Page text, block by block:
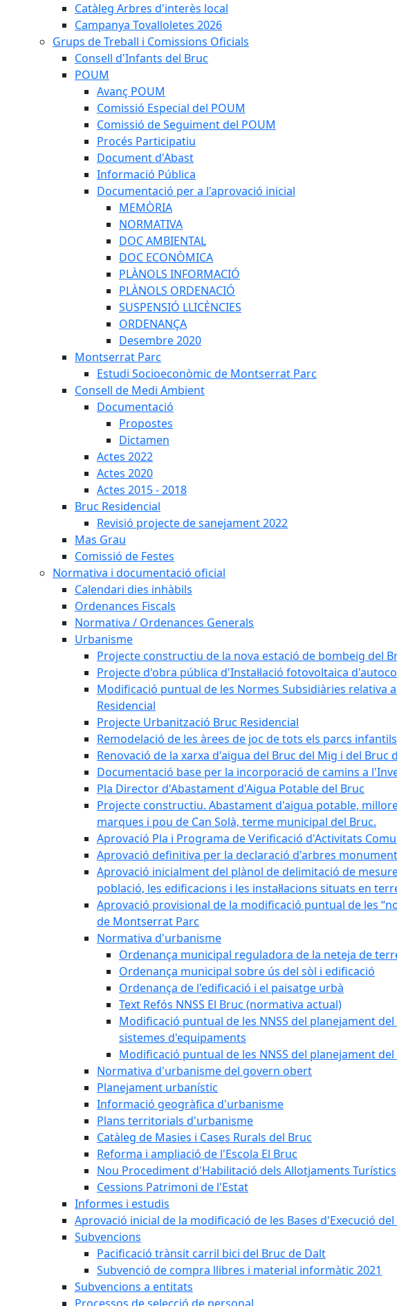
Catàleg Arbres d'interès local
Campanya Tovalloletes 2026
Grups de Treball i Comissions Oficials
Consell d'Infants del Bruc
POUM
Avanç POUM
Comissió Especial del POUM
Comissió de Seguiment del POUM
Procés Participatiu
Document d'Abast
Informació Pública
Documentació per a l'aprovació inicial
MEMÒRIA
NORMATIVA
DOC AMBIENTAL
DOC ECONÒMICA
PLÀNOLS INFORMACIÓ
PLÀNOLS ORDENACIÓ
SUSPENSIÓ LLICÈNCIES
ORDENANÇA
Desembre 2020
Montserrat Parc
Estudi Socioeconòmic de Montserrat Parc
Consell de Medi Ambient
Documentació
Propostes
Dictamen
Actes 2022
Actes 2020
Actes 2015 - 2018
Bruc Residencial
Revisió projecte de sanejament 2022
Mas Grau
Comissió de Festes
Normativa i documentació oficial
Calendari dies inhàbils
Ordenances Fiscals
Normativa / Ordenances Generals
Urbanisme
Projecte constructiu de la nova estació de bombeig del
Projecte d'obra pública d'Instal·lació fotovoltaica
Modificació puntual de les Normes Subsidiàries relativa
Residencial
Projecte Urbanització Bruc Residencial
Remodelació de les àrees de joc de tots els parcs
Renovació de la xarxa d'aigua del Bruc del Mig i del Bruc
Documentació base per la incorporació de camins a
Pla Director d'Abastament d'Aigua Potable del Bruc
Projecte constructiu. Abastament d'aigua potable,
marques i pou de Can Solà, terme municipal del Bruc.
Aprovació Pla i Programa de Verificació d'Activitats
Aprovació definitiva per la declaració d'arbres
Aprovació inicialment del plànol de delimitació de
població, les edificacions i les instal·lacions situats en
Aprovació provisional de la modificació puntual de les
de Montserrat Parc
Normativa d'urbanisme
Ordenança municipal reguladora de la neteja de
Ordenança municipal sobre ús del sòl i edificació
Ordenança de l'edificació i el paisatge urbà
Text Refós NNSS El Bruc (normativa actual)
Modificació puntual de les NNSS del planejament
sistemes d'equipaments
Modificació puntual de les NNSS del planejament
Normativa d'urbanisme del govern obert
Planejament urbanístic
Informació geogràfica d'urbanisme
Plans territorials d'urbanisme
Catàleg de Masies i Cases Rurals del Bruc
Reforma i ampliació de l'Escola El Bruc
Nou Procediment d'Habilitació dels Allotjaments Turístics
Cessions Patrimoni de l'Estat
Informes i estudis
Aprovació inicial de la modificació de les Bases d'Execució
Subvencions
Pacificació trànsit carril bici del Bruc de Dalt
Subvenció de compra llibres i material informàtic 2021
Subvencions a entitats